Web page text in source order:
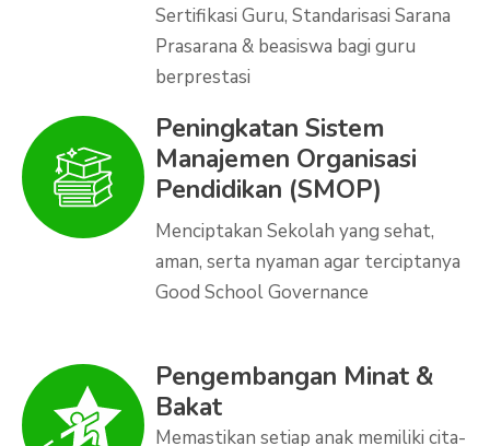
Sertifikasi Guru, Standarisasi Sarana
Prasarana & beasiswa bagi guru
berprestasi
Peningkatan Sistem
Manajemen Organisasi
Pendidikan (SMOP)
Menciptakan Sekolah yang sehat,
aman, serta nyaman agar terciptanya
Good School Governance
Pengembangan Minat &
Bakat
Memastikan setiap anak memiliki cita-